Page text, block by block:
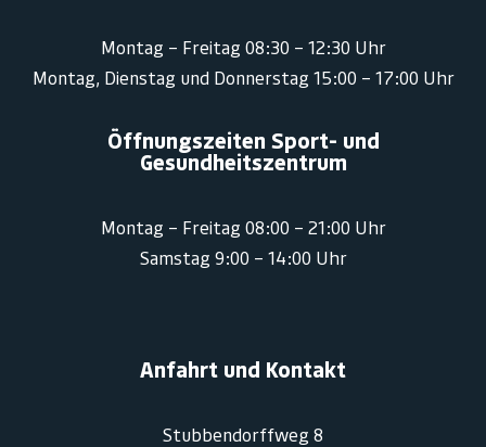
Montag – Freitag 08:30 – 12:30 Uhr
Montag, Dienstag und Donnerstag 15:00 – 17:00 Uhr
Öffnungszeiten Sport- und
Gesundheitszentrum
Montag – Freitag 08:00 – 21:00 Uhr
Samstag 9:00 – 14:00 Uhr
Anfahrt und Kontakt
Stubbendorffweg 8